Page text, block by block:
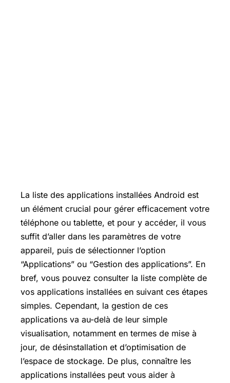
La liste des applications installées Android est
un élément crucial pour gérer efficacement votre
téléphone ou tablette, et pour y accéder, il vous
suffit d’aller dans les paramètres de votre
appareil, puis de sélectionner l’option
“Applications” ou “Gestion des applications”. En
bref, vous pouvez consulter la liste complète de
vos applications installées en suivant ces étapes
simples. Cependant, la gestion de ces
applications va au-delà de leur simple
visualisation, notamment en termes de mise à
jour, de désinstallation et d’optimisation de
l’espace de stockage. De plus, connaître les
applications installées peut vous aider à